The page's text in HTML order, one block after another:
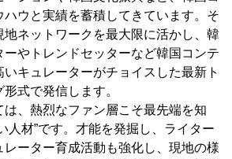
ハウと実績を蓄積してきています。そ
地ネットワークを最大限に活かし、韓
ーやトレンドセッターなど韓国コンテ
キュレーターがチョイスした最新ト
式で発信します。
は、熱烈なファン層こそ最先端を知
人材”です。才能を発掘し、ライター
レーター育成活動も強化し、現地の様